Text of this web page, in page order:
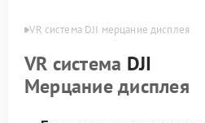
VR система DJI мерцание дисплея
VR система DJI
Мерцание дисплея